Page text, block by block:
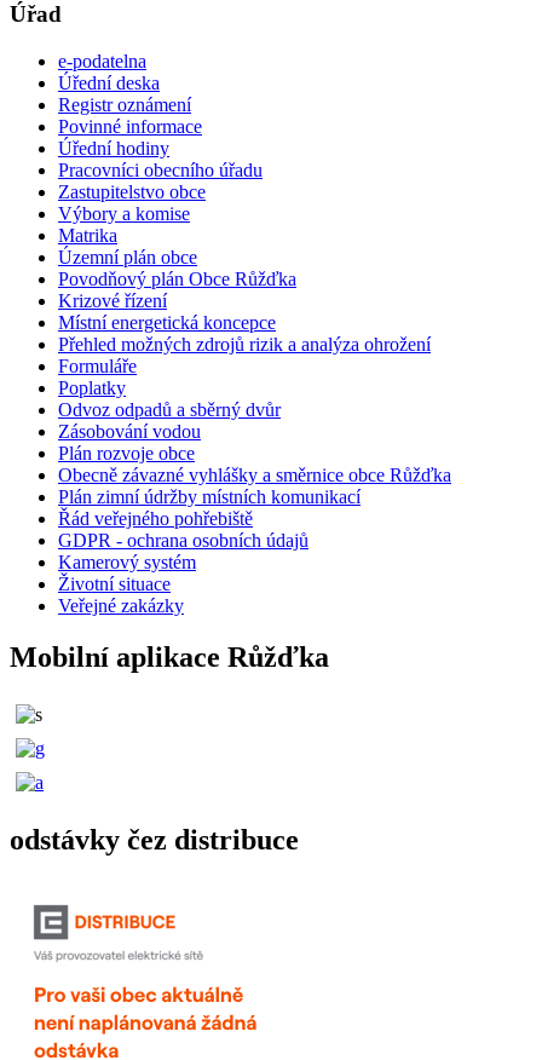
Úřad
e-podatelna
Úřední deska
Registr oznámení
Povinné informace
Úřední hodiny
Pracovníci obecního úřadu
Zastupitelstvo obce
Výbory a komise
Matrika
Územní plán obce
Povodňový plán Obce Růžďka
Krizové řízení
Místní energetická koncepce
Přehled možných zdrojů rizik a analýza ohrožení
Formuláře
Poplatky
Odvoz odpadů a sběrný dvůr
Zásobování vodou
Plán rozvoje obce
Obecně závazné vyhlášky a směrnice obce Růžďka
Plán zimní údržby místních komunikací
Řád veřejného pohřebiště
GDPR - ochrana osobních údajů
Kamerový systém
Životní situace
Veřejné zakázky
Mobilní aplikace Růžďka
odstávky čez distribuce